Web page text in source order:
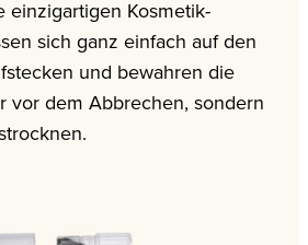
einzigartigen Kosmetik-
sich ganz einfach auf den
und bewahren die
vor dem Abbrechen, sondern